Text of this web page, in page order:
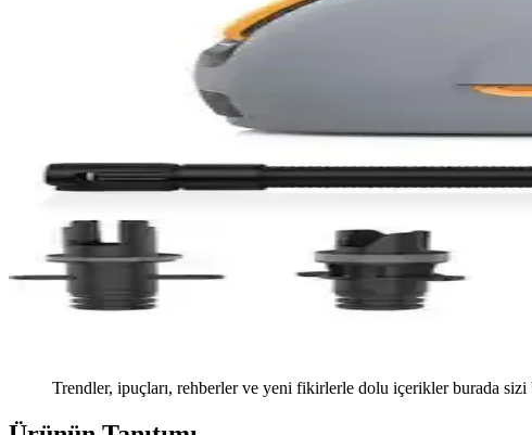
Trendler, ipuçları, rehberler ve yeni fikirlerle dolu içerikler burada sizi